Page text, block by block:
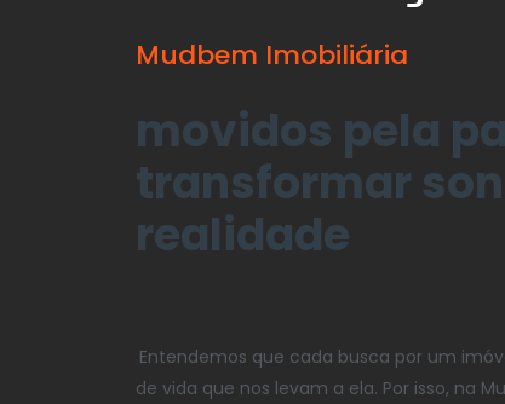
Mudbem Imobiliária
movidos pela
transformar
realidade
Entendemos que cada busca por um
de vida que nos levam a ela. Por isso, na